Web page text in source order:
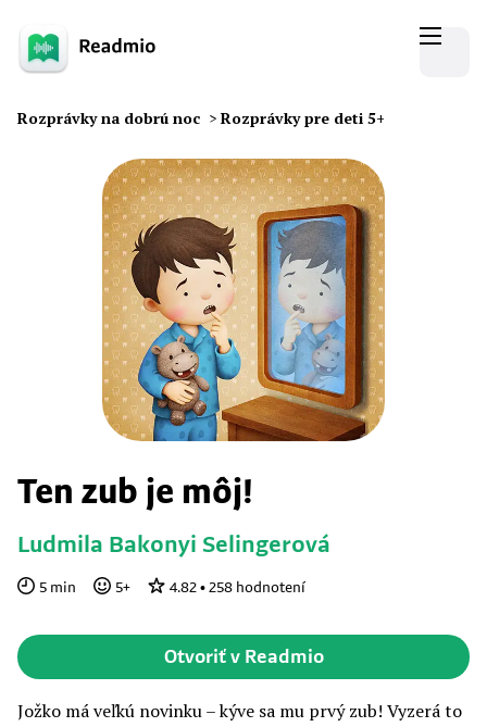
Rozprávky na dobrú noc > Rozprávky pre deti 5+
Ten zub je môj!
Ludmila Bakonyi Selingerová
5 min 5+ 4.82 • 258 hodnotení
Otvoriť v Readmio
Jožko má veľkú novinku – kýve sa mu prvý zub! Vyzerá to